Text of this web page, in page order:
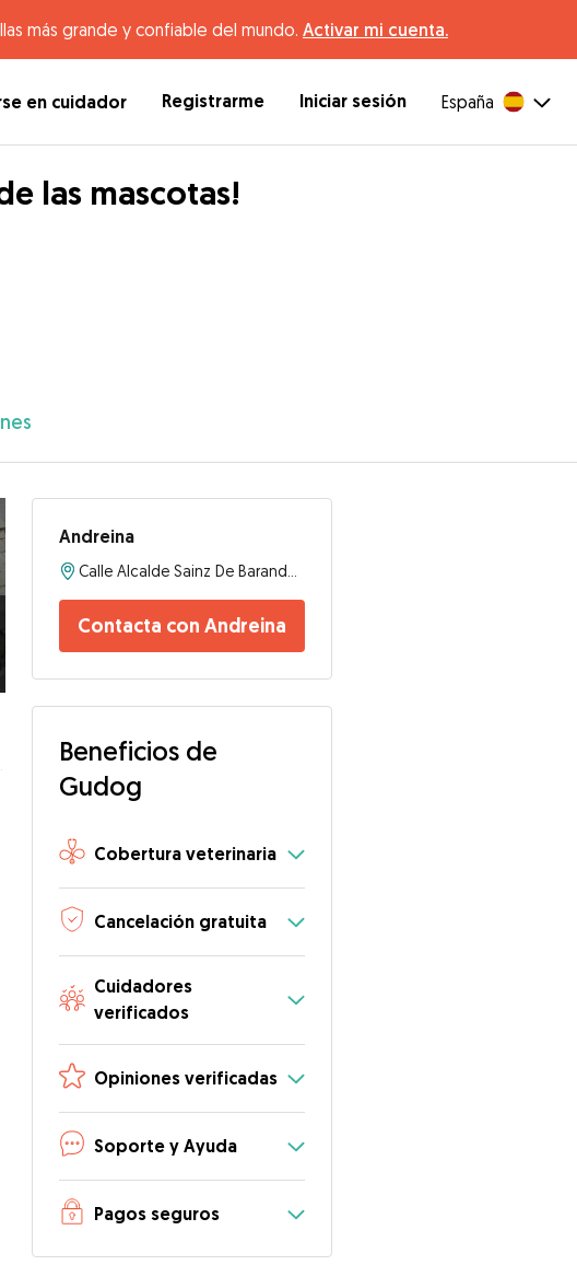
más grande y confiable del mundo. Activar mi cuenta.
en cuidador Registrarme Iniciar sesión España
las mascotas!
Andreina
Contacta con Andreina
Beneficios de
Gudog
Cobertura veterinaria
Cancelación gratuita
Cuidadores
verificados
Opiniones verificadas
Soporte y Ayuda
Pagos seguros